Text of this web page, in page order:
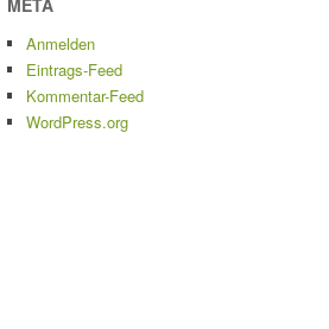
META
Anmelden
Eintrags-Feed
Kommentar-Feed
WordPress.org